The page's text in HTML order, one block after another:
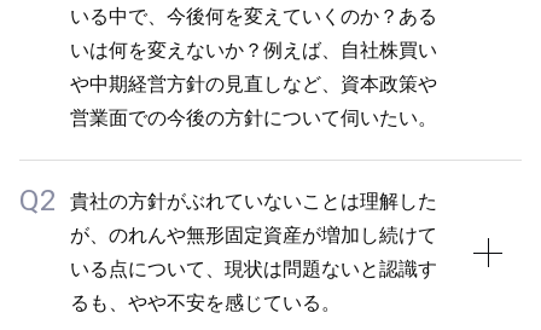
いる中で、今後何を変えていくのか？ある
いは何を変えないか？例えば、自社株買い
や中期経営方針の見直しなど、資本政策や
営業面での今後の方針について伺いたい。
A1
MSVを掲げていながらも株価が上昇しない点につい
ては、当社も取締役会レベルで何度も議論していま
す。まずはトラックレコードを積み上げていくことが
Q2
貴社の方針がぶれていないことは理解した
が、のれんや無形固定資産が増加し続けて
いる点について、現状は問題ないと認識す
るも、やや不安を感じている。